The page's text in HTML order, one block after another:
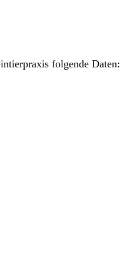
folgende Daten: